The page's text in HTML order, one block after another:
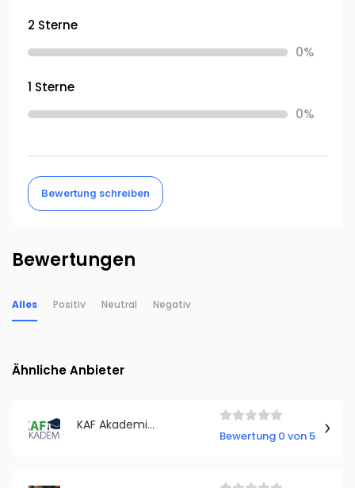
2 Sterne
0%
1 Sterne
0%
Bewertung schreiben
Bewertungen
Alles Positiv Neutral Negativ
Ähnliche Anbieter
KAF Akademie GmbH
Bewertung 0 von 5